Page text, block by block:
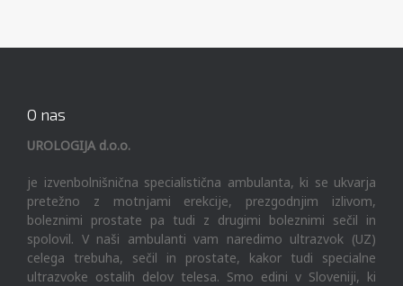
O nas
UROLOGIJA d.o.o.
je izvenbolnišnična specialistična ambulanta, ki se ukvarja
pretežno z motnjami erekcije, prezgodnjim izlivom,
boleznimi prostate pa tudi z drugimi boleznimi sečil in
spolovil. V naši ambulanti vam naredimo ultrazvok (UZ)
celega trebuha, sečil in prostate, kakor tudi specialne
ultrazvoke ostalih delov telesa. Smo edini v Sloveniji, ki